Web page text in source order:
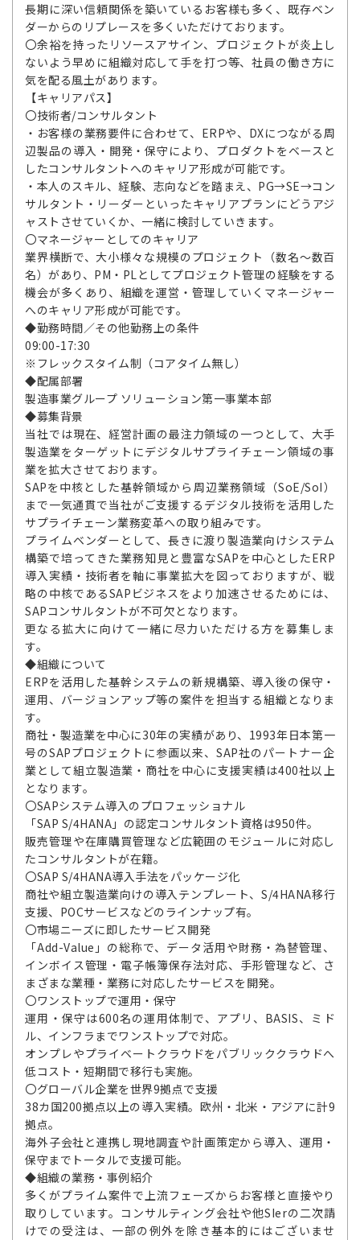
長期に深い信頼関係を築いているお客様も多く、既存ベン
ダーからのリプレースを多くいただけております。
〇余裕を持ったリソースアサイン、プロジェクトが炎上し
ないよう早めに組織対応して手を打つ等、社員の働き方に
気を配る風土があります。
【キャリアパス】
〇技術者/コンサルタント
・お客様の業務要件に合わせて、ERPや、DXにつながる周
辺製品の導入・開発・保守により、プロダクトをベースと
したコンサルタントへのキャリア形成が可能です。
・本人のスキル、経験、志向などを踏まえ、PG→SE→コン
サルタント・リーダーといったキャリアプランにどうアジ
ャストさせていくか、一緒に検討していきます。
〇マネージャーとしてのキャリア
業界横断で、大小様々な規模のプロジェクト（数名～数百
名）があり、PM・PLとしてプロジェクト管理の経験をする
機会が多くあり、組織を運営・管理していくマネージャー
へのキャリア形成が可能です。
◆勤務時間／その他勤務上の条件
09:00-17:30
※フレックスタイム制（コアタイム無し）
◆配属部署
製造事業グループ ソリューション第一事業本部
◆募集背景
当社では現在、経営計画の最注力領域の一つとして、大手
製造業をターゲットにデジタルサプライチェーン領域の事
業を拡大させております。
SAPを中核とした基幹領域から周辺業務領域（SoE/SoI）
まで一気通貫で当社がご支援するデジタル技術を活用した
サプライチェーン業務変革への取り組みです。
プライムベンダーとして、長きに渡り製造業向けシステム
構築で培ってきた業務知見と豊富なSAPを中心としたERP
導入実績・技術者を軸に事業拡大を図っておりますが、戦
略の中核であるSAPビジネスをより加速させるためには、
SAPコンサルタントが不可欠となります。
更なる拡大に向けて一緒に尽力いただける方を募集しま
す。
◆組織について
ERPを活用した基幹システムの新規構築、導入後の保守・
運用、バージョンアップ等の案件を担当する組織となりま
す。
商社・製造業を中心に30年の実績があり、1993年日本第一
号のSAPプロジェクトに参画以来、SAP社のパートナー企
業として組立製造業・商社を中心に支援実績は400社以上
となります。
〇SAPシステム導入のプロフェッショナル
「SAP S/4HANA」の認定コンサルタント資格は950件。
販売管理や在庫購買管理など広範囲のモジュールに対応し
たコンサルタントが在籍。
〇SAP S/4HANA導入手法をパッケージ化
商社や組立製造業向けの導入テンプレート、S/4HANA移行
支援、POCサービスなどのラインナップ有。
〇市場ニーズに即したサービス開発
「Add-Value」の総称で、データ活用や財務・為替管理、
インボイス管理・電子帳簿保存法対応、手形管理など、さ
まざまな業種・業務に対応したサービスを開発。
〇ワンストップで運用・保守
運用・保守は600名の運用体制で、アプリ、BASIS、ミド
ル、インフラまでワンストップで対応。
オンプレやプライベートクラウドをパブリッククラウドへ
低コスト・短期間で移行も実施。
〇グローバル企業を世界9拠点で支援
38カ国200拠点以上の導入実績。欧州・北米・アジアに計9
拠点。
海外子会社と連携し現地調査や計画策定から導入、運用・
保守までトータルで支援可能。
◆組織の業務・事例紹介
多くがプライム案件で上流フェーズからお客様と直接やり
取りしています。コンサルティング会社や他SIerの二次請
けでの受注は、一部の例外を除き基本的にはございませ